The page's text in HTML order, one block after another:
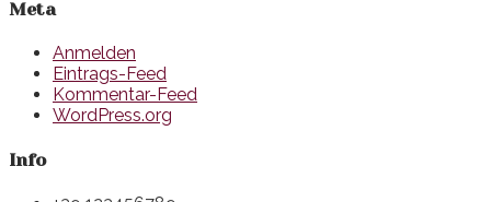
Meta
Anmelden
Eintrags-Feed
Kommentar-Feed
WordPress.org
Info